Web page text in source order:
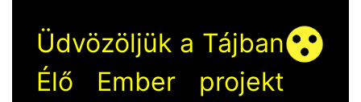
Üdvözöljük a Tájban
Élő Ember projekt